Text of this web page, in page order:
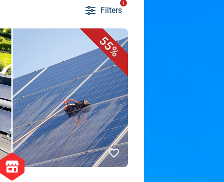
Filters
1
55%
favorite_border
store